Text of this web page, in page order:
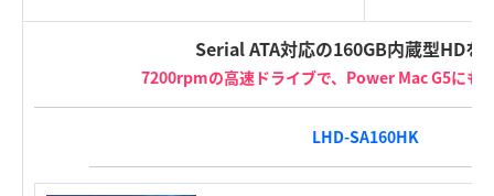
Serial ATA対応の160GB内蔵型HDを
7200rpmの高速ドライブで、Power Mac G5にも
LHD-SA160HK